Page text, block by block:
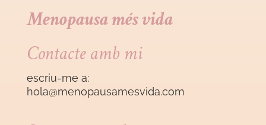
Menopausa més vida
Contacte amb mi
escriu-me a:
hola@menopausamesvida.com